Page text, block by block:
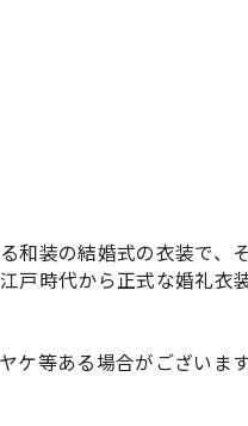
装の結婚式の衣装で、
戸時代から正式な婚礼衣
ケ等ある場合がございます